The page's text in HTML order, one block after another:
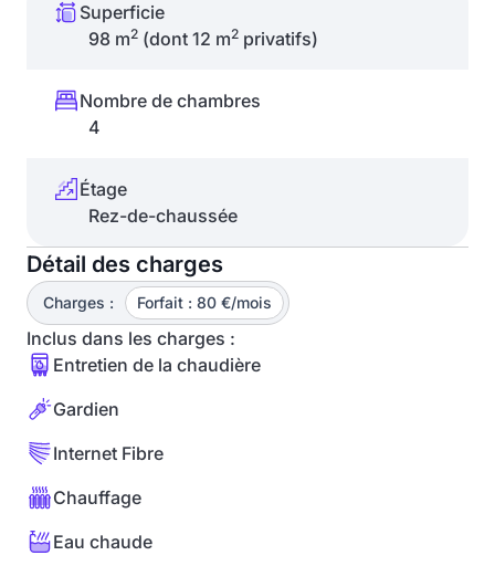
Superficie
98 m2 (dont 12 m2 privatifs)
Nombre de chambres
4
Étage
Rez-de-chaussée
Détail des charges
Charges : Forfait : 80 €/mois
Inclus dans les charges :
Entretien de la chaudière
Gardien
Internet Fibre
Chauffage
Eau chaude